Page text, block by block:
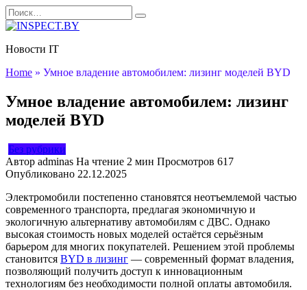
Перейти
к
Search
for:
Новости IT
Home » Умное владение автомобилем: лизинг моделей BYD
Умное владение автомобилем: лизинг
моделей BYD
Без рубрики
Автор adminas На чтение 2 мин Просмотров 617
Опубликовано 22.12.2025
Электромобили постепенно становятся неотъемлемой частью
современного транспорта, предлагая экономичную и
экологичную альтернативу автомобилям с ДВС. Однако
высокая стоимость новых моделей остаётся серьёзным
барьером для многих покупателей. Решением этой проблемы
становится BYD в лизинг — современный формат владения,
позволяющий получить доступ к инновационным
технологиям без необходимости полной оплаты автомобиля.